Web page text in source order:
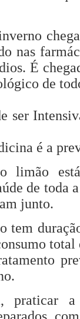
nas
É
de
ser
é a
limão
de toda
junto.
tem
praticar